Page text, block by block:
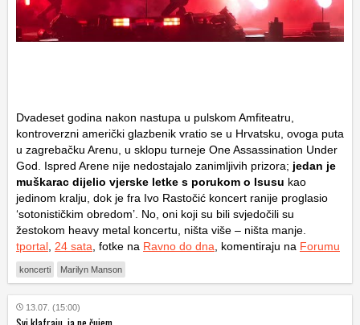
Dvadeset godina nakon nastupa u pulskom Amfiteatru,
kontroverzni američki glazbenik vratio se u Hrvatsku, ovoga puta
u zagrebačku Arenu, u sklopu turneje One Assassination Under
God. Ispred Arene nije nedostajalo zanimljivih prizora; jedan je
muškarac dijelio vjerske letke s porukom o Isusu kao
jedinom kralju, dok je fra Ivo Rastočić koncert ranije proglasio
‘sotonističkim obredom’. No, oni koji su bili svjedočili su
žestokom heavy metal koncertu, ništa više – ništa manje.
tportal 24 sata , fotke na Ravno do dna , komentiraju na Forumu
koncerti Marilyn Manson
13.07. (15:00)